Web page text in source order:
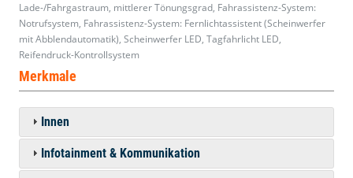
Lade-/Fahrgastraum, mittlerer Tönungsgrad, Fahrassistenz-System:
Notrufsystem, Fahrassistenz-System: Fernlichtassistent (Scheinwerfer
mit Abblendautomatik), Scheinwerfer LED, Tagfahrlicht LED,
Reifendruck-Kontrollsystem
Merkmale
Innen
Infotainment & Kommunikation